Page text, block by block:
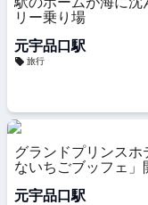
リー乗り場
元宇品口駅
旅行
グランドプリンスホ
ないちごブッフェ」
元宇品口駅